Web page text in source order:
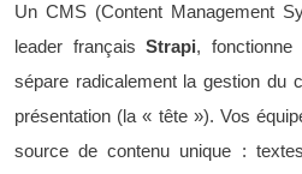
Un CMS (Content Management
leader françaisStrapi,
sépare radicalement la gestion du
présentation (la « tête »). Vos
source de contenu unique :